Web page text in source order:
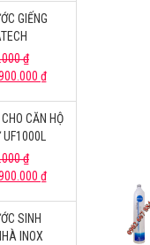
GIẾNG
₫
₫
CHO CĂN HỘ
₫
₫
SINH
INOX